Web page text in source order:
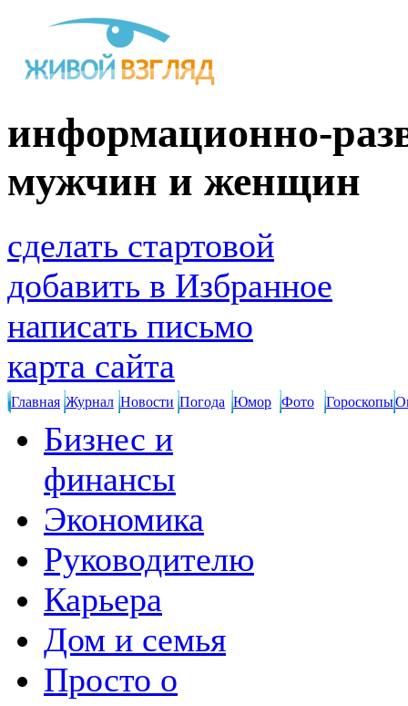
информационно-
мужчин и женщин
сделать стартовой
добавить в Избранное
написать письмо
карта сайта
Главная Журнал Новости Погода Юмор Фото Гороскопы
Бизнес и
финансы
Экономика
Руководителю
Карьера
Дом и семья
Просто о